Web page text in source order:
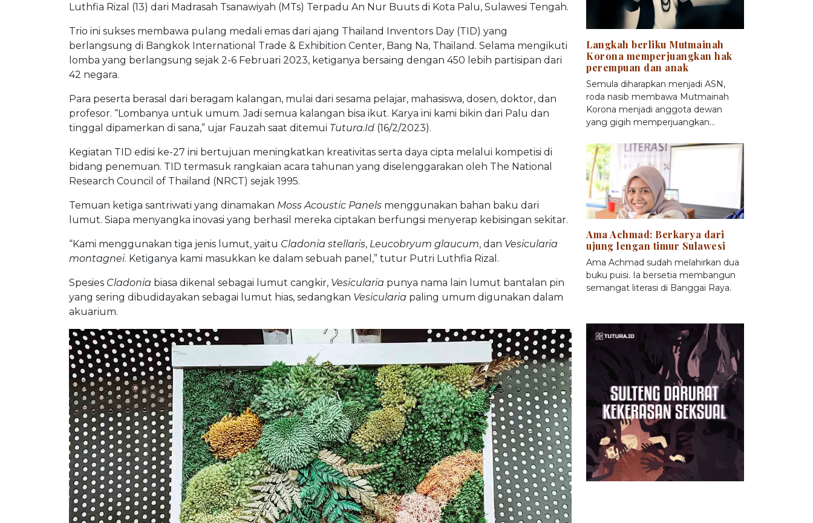
Luthfia Rizal (13) dari Madrasah Tsanawiyah (MTs) Terpadu An Nur Buuts di Kota Palu, Sulawesi Tengah.
Trio ini sukses membawa pulang medali emas dari ajang Thailand Inventors Day (TID) yang
berlangsung di Bangkok International Trade & Exhibition Center, Bang Na, Thailand. Selama mengikuti
lomba yang berlangsung sejak 2-6 Februari 2023, ketiganya bersaing dengan 450 lebih partisipan dari
42 negara.
Para peserta berasal dari beragam kalangan, mulai dari sesama pelajar, mahasiswa, dosen, doktor, dan
profesor. “Lombanya untuk umum. Jadi semua kalangan bisa ikut. Karya ini kami bikin dari Palu dan
tinggal dipamerkan di sana,” ujar Fauzah saat ditemui Tutura.Id (16/2/2023).
Kegiatan TID edisi ke-27 ini bertujuan meningkatkan kreativitas serta daya cipta melalui kompetisi di
bidang penemuan. TID termasuk rangkaian acara tahunan yang diselenggarakan oleh The National
Research Council of Thailand (NRCT) sejak 1995.
Temuan ketiga santriwati yang dinamakan Moss Acoustic Panels menggunakan bahan baku dari
lumut. Siapa menyangka inovasi yang berhasil mereka ciptakan berfungsi menyerap kebisingan sekitar.
“Kami menggunakan tiga jenis lumut, yaitu Cladonia stellaris, Leucobryum glaucum, dan Vesicularia
montagnei. Ketiganya kami masukkan ke dalam sebuah panel,” tutur Putri Luthfia Rizal.
Spesies Cladonia biasa dikenal sebagai lumut cangkir, Vesicularia punya nama lain lumut bantalan pin
yang sering dibudidayakan sebagai lumut hias, sedangkan Vesicularia paling umum digunakan dalam
akuarium.
Langkah berliku Mutmainah
Korona memperjuangkan hak
perempuan dan anak
Semula diharapkan menjadi ASN,
roda nasib membawa Mutmainah
Korona menjadi anggota dewan
yang gigih memperjuangkan…
Ama Achmad: Berkarya dari
ujung lengan timur Sulawesi
Ama Achmad sudah melahirkan dua
buku puisi. Ia bersetia membangun
semangat literasi di Banggai Raya.